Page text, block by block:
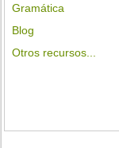
Gramática
Blog
Otros recursos...